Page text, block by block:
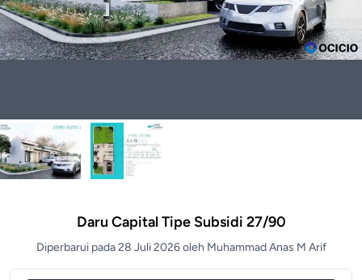
Daru Capital Tipe Subsidi 27/90
Diperbarui pada 28 Juli 2026 oleh Muhammad Anas M Arif